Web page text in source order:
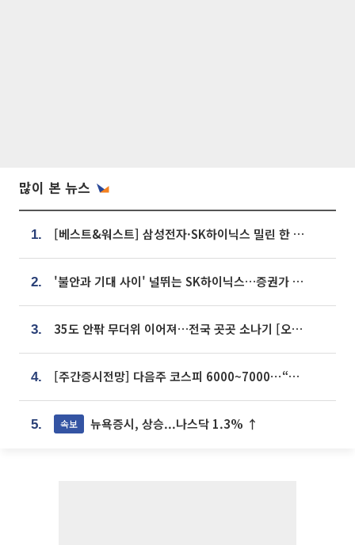
많이 본 뉴스
1. [베스트&워스트] 삼성전자·SK하이닉스 밀린 한 주…상상인증권은 85% 급등
2. '불안과 기대 사이' 널뛰는 SK하이닉스…증권가 "HBM4·LTA 기반 펀터멘털 견고"
3. 35도 안팎 무더위 이어져…전국 곳곳 소나기 [오늘 날씨]
4. [주간증시전망] 다음주 코스피 6000~7000⋯“外人 수급은 정책이 변수”
5. 속보 뉴욕증시, 상승...나스닥 1.3% ↑